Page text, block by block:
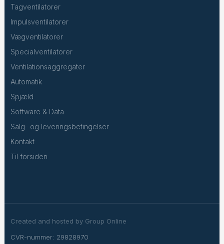
Tagventilatorer
Impulsventilatorer
Vægventilatorer
Specialventilatorer
Ventilationsaggregater
Automatik
Spjæld
Software & Data
Salg- og leveringsbetingelser
Kontakt
Til forsiden
Created and hosted by Group Online
CVR-nummer: 29828970